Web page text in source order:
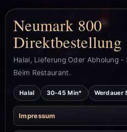
Neumark 800
Direktbestellung
Halal, Lieferung Oder Abholung -
Beim Restaurant.
Halal 30-45 Min* Werdauer
Impressum